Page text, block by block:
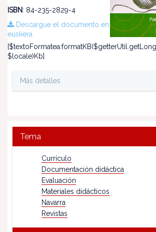
ISBN: 84-235-2829-4
Descargue el documento en
euskera
$locale)Kb]
Más detalles
Tema
Currículo
Documentación didáctica
Evaluación
Materiales didácticos
Navarra
Revistas